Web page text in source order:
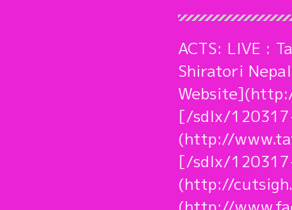
ACTS: LIVE :
Shiratori
[/sdlx/
(http://
[/sdlx/
(http://